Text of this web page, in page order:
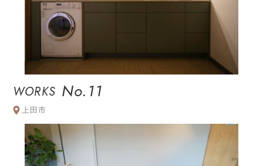
WORKS No.11
上田市